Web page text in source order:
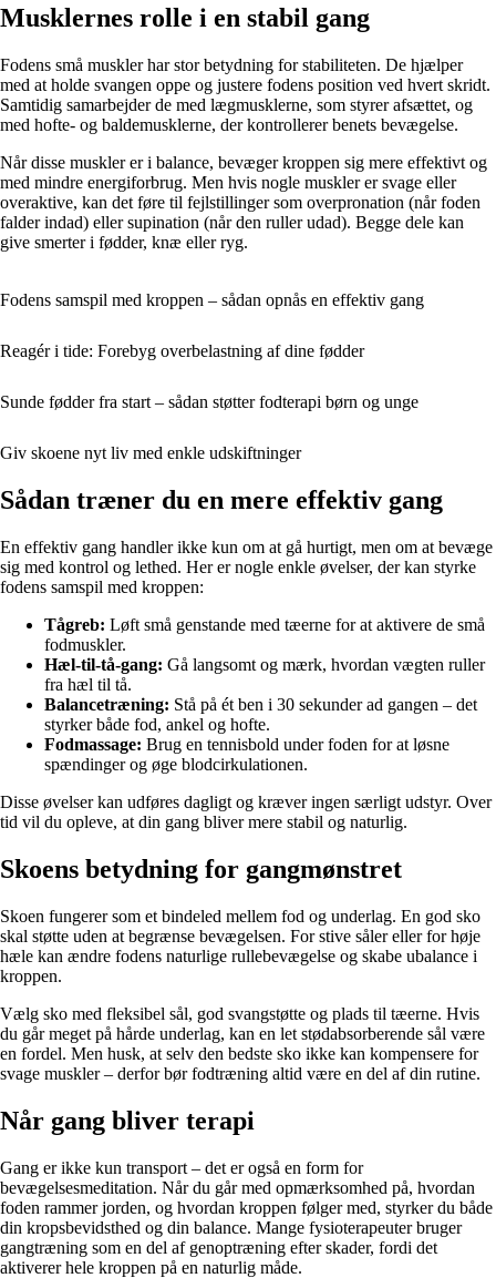
Musklernes rolle i en stabil gang
Fodens små muskler har stor betydning for stabiliteten. De hjælper
med at holde svangen oppe og justere fodens position ved hvert skridt.
Samtidig samarbejder de med lægmusklerne, som styrer afsættet, og
med hofte- og baldemusklerne, der kontrollerer benets bevægelse.
Når disse muskler er i balance, bevæger kroppen sig mere effektivt og
med mindre energiforbrug. Men hvis nogle muskler er svage eller
overaktive, kan det føre til fejlstillinger som overpronation (når foden
falder indad) eller supination (når den ruller udad). Begge dele kan
give smerter i fødder, knæ eller ryg.
Fodens samspil med kroppen – sådan opnås en effektiv gang
Reagér i tide: Forebyg overbelastning af dine fødder
Sunde fødder fra start – sådan støtter fodterapi børn og unge
Giv skoene nyt liv med enkle udskiftninger
Sådan træner du en mere effektiv gang
En effektiv gang handler ikke kun om at gå hurtigt, men om at bevæge
sig med kontrol og lethed. Her er nogle enkle øvelser, der kan styrke
fodens samspil med kroppen:
Tågreb: Løft små genstande med tæerne for at aktivere de små
fodmuskler.
Hæl-til-tå-gang: Gå langsomt og mærk, hvordan vægten ruller
fra hæl til tå.
Balancetræning: Stå på ét ben i 30 sekunder ad gangen – det
styrker både fod, ankel og hofte.
Fodmassage: Brug en tennisbold under foden for at løsne
spændinger og øge blodcirkulationen.
Disse øvelser kan udføres dagligt og kræver ingen særligt udstyr. Over
tid vil du opleve, at din gang bliver mere stabil og naturlig.
Skoens betydning for gangmønstret
Skoen fungerer som et bindeled mellem fod og underlag. En god sko
skal støtte uden at begrænse bevægelsen. For stive såler eller for høje
hæle kan ændre fodens naturlige rullebevægelse og skabe ubalance i
kroppen.
Vælg sko med fleksibel sål, god svangstøtte og plads til tæerne. Hvis
du går meget på hårde underlag, kan en let stødabsorberende sål være
en fordel. Men husk, at selv den bedste sko ikke kan kompensere for
svage muskler – derfor bør fodtræning altid være en del af din rutine.
Når gang bliver terapi
Gang er ikke kun transport – det er også en form for
bevægelsesmeditation. Når du går med opmærksomhed på, hvordan
foden rammer jorden, og hvordan kroppen følger med, styrker du både
din kropsbevidsthed og din balance. Mange fysioterapeuter bruger
gangtræning som en del af genoptræning efter skader, fordi det
aktiverer hele kroppen på en naturlig måde.